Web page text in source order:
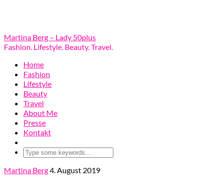
Martina Berg – Lady 50plus
Fashion. Lifestyle. Beauty. Travel.
Home
Fashion
Lifestyle
Beauty
Travel
About Me
Presse
Kontakt
Martina Berg4. August 2019